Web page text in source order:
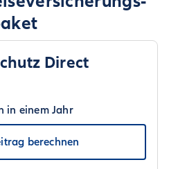
Direct
in einem Jahr
berechnen